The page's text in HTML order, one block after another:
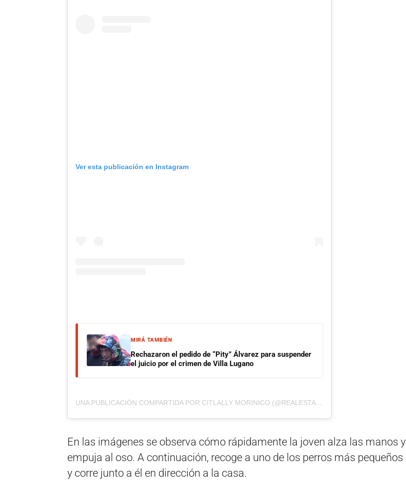
Ver esta publicación en Instagram
MIRÁ TAMBIÉN
Rechazaron el pedido de “Pity” Álvarez para suspender
el juicio por el crimen de Villa Lugano
UNA PUBLICACIÓN COMPARTIDA POR CITLALLY MORINICO (@REALESTATEBEAUTY)
En las imágenes se observa cómo rápidamente la joven alza las manos y
empuja al oso. A continuación, recoge a uno de los perros más pequeños
y corre junto a él en dirección a la casa.